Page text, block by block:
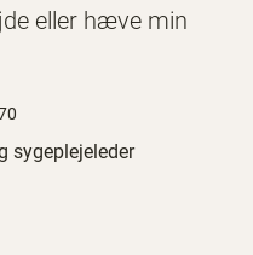
eller hæve min
sygeplejeleder